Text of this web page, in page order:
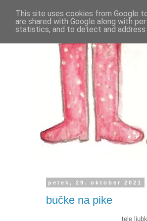
petek, 29. oktober 2021
bučke na pike
tele
This site uses cookies from Google
are shared with Google along with
statistics, and to detect and address